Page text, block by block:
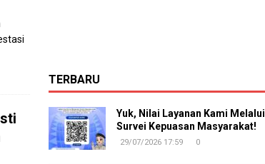
TERBARU
Yuk, Nilai Layanan Kami Melalui
Survei Kepuasan Masyarakat!
29/07/2026 17:59 0